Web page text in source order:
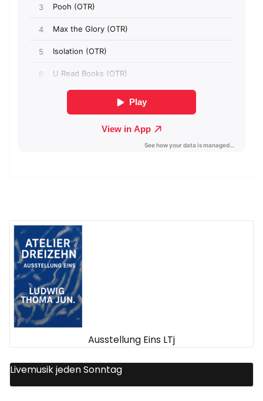
Ausstellung Eins LTj
Livemusik jeden Sonntag